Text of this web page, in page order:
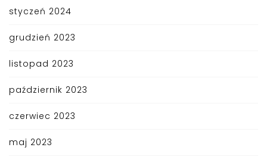
styczeń 2024
grudzień 2023
listopad 2023
październik 2023
czerwiec 2023
maj 2023